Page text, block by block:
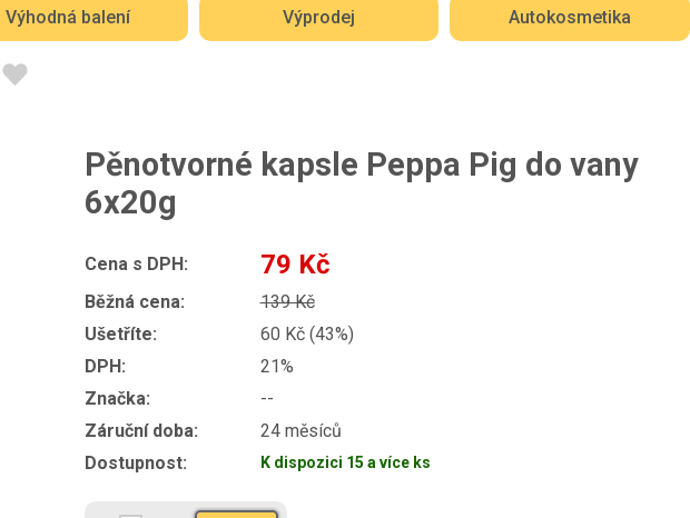
Výhodná balení Výprodej Autokosmetika
Pěnotvorné kapsle Peppa Pig do vany
6x20g
Cena s DPH: 79 Kč
Běžná cena:
139 Kč
Ušetříte:
60 Kč (43%)
DPH:
21%
Značka:
--
Záruční doba:
24 měsíců
Dostupnost:
K dispozici 15 a více ks